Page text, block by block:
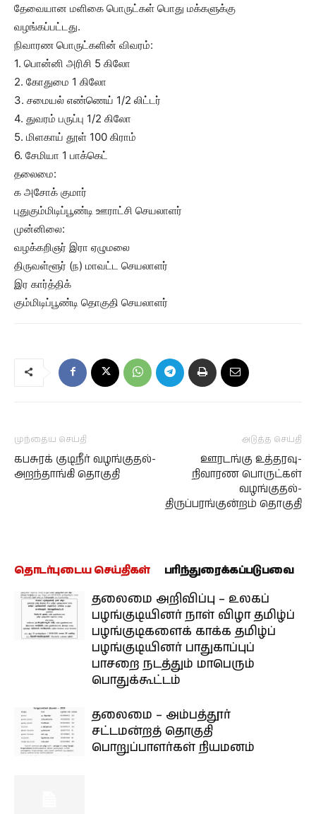
தேவையான மளிகை பொருட்கள் பொது மக்களுக்கு
வழங்கப்பட்டது.
நிவாரண பொருட்களின் விவரம்:
1. பொன்னி அரிசி 5 கிலோ
2. கோதுமை 1 கிலோ
3. சமையல் எண்ணெய் 1/2 லிட்டர்
4. துவரம் பருப்பு 1/2 கிலோ
5. மிளகாய் தூள் 100 கிராம்
6. சேமியா 1 பாக்கெட்
தலைமை:
க அசோக் குமார்
புதுகும்மிடிப்பூண்டி ஊராட்சி செயலாளர்
முன்னிலை:
வழக்கறிஞர் இரா ஏழுமலை
திருவள்ளூர் (ந) மாவட்ட செயலாளர்
இர கார்த்திக்
கும்மிடிப்பூண்டி தொகுதி செயலாளர்
முந்தைய செய்தி
கபசுரக் குடிநீர் வழங்குதல்-
அறந்தாங்கி தொகுதி
அடுத்த செய்தி
ஊரடங்கு உத்தரவு-
நிவாரண பொருட்கள்
வழங்குதல்-
திருப்பரங்குன்றம் தொகுதி
தொடர்புடைய செய்திகள் பரிந்துரைக்கப்படுபவை
தலைமை அறிவிப்பு – உலகப்
பழங்குடியினர் நாள் விழா தமிழ்ப்
பழங்குடிகளைக் காக்க தமிழ்ப்
பழங்குடியினர் பாதுகாப்புப்
பாசறை நடத்தும் மாபெரும்
பொதுக்கூட்டம்
தலைமை – அம்பத்தூர்
சட்டமன்றத் தொகுதி
பொறுப்பாளர்கள் நியமனம்